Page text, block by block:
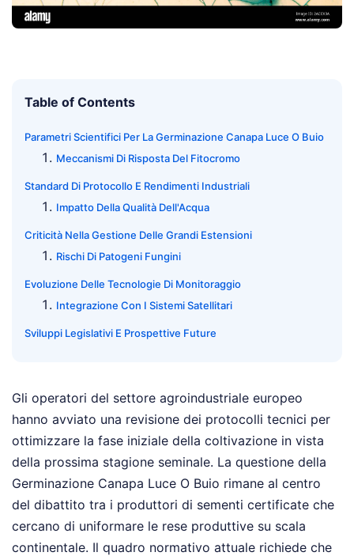
Table of Contents
Parametri Scientifici Per La Germinazione Canapa Luce O Buio
Meccanismi Di Risposta Del Fitocromo
Standard Di Protocollo E Rendimenti Industriali
Impatto Della Qualità Dell'Acqua
Criticità Nella Gestione Delle Grandi Estensioni
Rischi Di Patogeni Fungini
Evoluzione Delle Tecnologie Di Monitoraggio
Integrazione Con I Sistemi Satellitari
Sviluppi Legislativi E Prospettive Future
Gli operatori del settore agroindustriale europeo
hanno avviato una revisione dei protocolli tecnici per
ottimizzare la fase iniziale della coltivazione in vista
della prossima stagione seminale. La questione della
Germinazione Canapa Luce O Buio rimane al centro
del dibattito tra i produttori di sementi certificate che
cercano di uniformare le rese produttive su scala
continentale. Il quadro normativo attuale richiede che